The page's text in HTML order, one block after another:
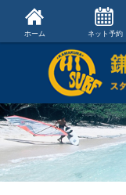
ホーム ネット予約